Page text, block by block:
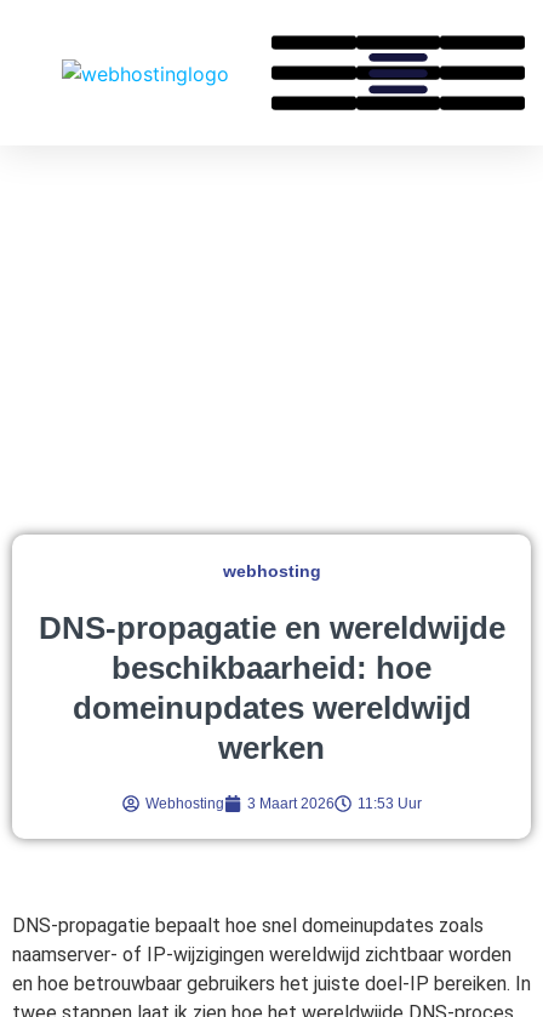
webhosting
DNS-propagatie en wereldwijde
beschikbaarheid: hoe
domeinupdates wereldwijd
werken
Webhosting 3 Maart 2026 11:53 Uur
DNS-propagatie bepaalt hoe snel domeinupdates zoals
naamserver- of IP-wijzigingen wereldwijd zichtbaar worden
en hoe betrouwbaar gebruikers het juiste doel-IP bereiken. In
twee stappen laat ik zien hoe het wereldwijde DNS-proces